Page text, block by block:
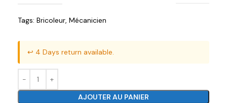
Tags: Bricoleur, Mécanicien
↩️ 4 Days return available.
AJOUTER AU PANIER